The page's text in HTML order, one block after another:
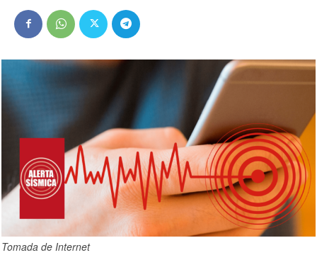
Tomada de Internet